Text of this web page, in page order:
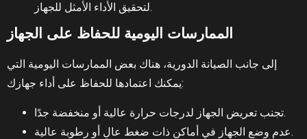
لتحقيق الأداء الأمثل للجهاز.
الممارسات اليومية للحفاظ على الجهاز
إلى جانب الصيانة الدورية، هناك بعض الممارسات اليومية التي
يمكنك اعتمادها للحفاظ على أداء جهازك:
تجنب تعريض الجهاز لدرجات حرارة عالية أو منخفضة جدًا.
عدم وضع الجهاز في أماكن ذات ضغط عالٍ أو رطوبة عالية.